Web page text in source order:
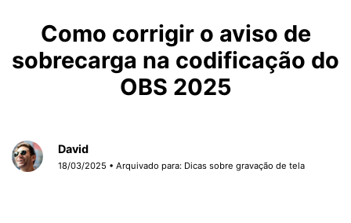
Como corrigir o aviso de
sobrecarga na codificação do
OBS 2025
David
18/03/2025 • Arquivado para: Dicas sobre gravação de tela